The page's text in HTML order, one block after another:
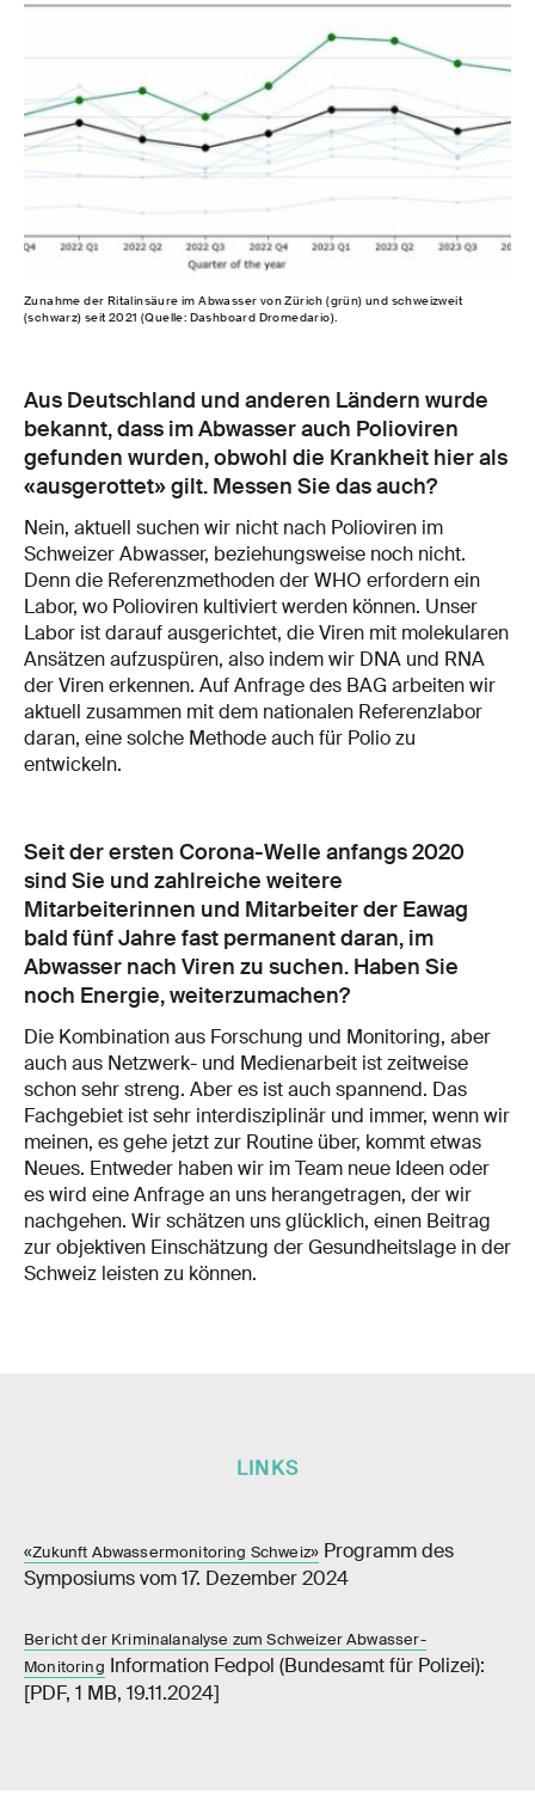
Zunahme der Ritalinsäure im Abwasser von Zürich (grün) und schweizweit
(schwarz) seit 2021 (Quelle: Dashboard Dromedario).
Aus Deutschland und anderen Ländern wurde
bekannt, dass im Abwasser auch Polioviren
gefunden wurden, obwohl die Krankheit hier als
«ausgerottet» gilt. Messen Sie das auch?
Nein, aktuell suchen wir nicht nach Polioviren im
Schweizer Abwasser, beziehungsweise noch nicht.
Denn die Referenzmethoden der WHO erfordern ein
Labor, wo Polioviren kultiviert werden können. Unser
Labor ist darauf ausgerichtet, die Viren mit molekularen
Ansätzen aufzuspüren, also indem wir DNA und RNA
der Viren erkennen. Auf Anfrage des BAG arbeiten wir
aktuell zusammen mit dem nationalen Referenzlabor
daran, eine solche Methode auch für Polio zu
entwickeln.
Seit der ersten Corona-Welle anfangs 2020
sind Sie und zahlreiche weitere
Mitarbeiterinnen und Mitarbeiter der Eawag
bald fünf Jahre fast permanent daran, im
Abwasser nach Viren zu suchen. Haben Sie
noch Energie, weiterzumachen?
Die Kombination aus Forschung und Monitoring, aber
auch aus Netzwerk- und Medienarbeit ist zeitweise
schon sehr streng. Aber es ist auch spannend. Das
Fachgebiet ist sehr interdisziplinär und immer, wenn wir
meinen, es gehe jetzt zur Routine über, kommt etwas
Neues. Entweder haben wir im Team neue Ideen oder
es wird eine Anfrage an uns herangetragen, der wir
nachgehen. Wir schätzen uns glücklich, einen Beitrag
zur objektiven Einschätzung der Gesundheitslage in der
Schweiz leisten zu können.
LINKS
«Zukunft Abwassermonitoring Schweiz» Programm des
Symposiums vom 17. Dezember 2024
Bericht der Kriminalanalyse zum Schweizer Abwasser-
Monitoring Information Fedpol (Bundesamt für Polizei):
[PDF, 1 MB, 19.11.2024]